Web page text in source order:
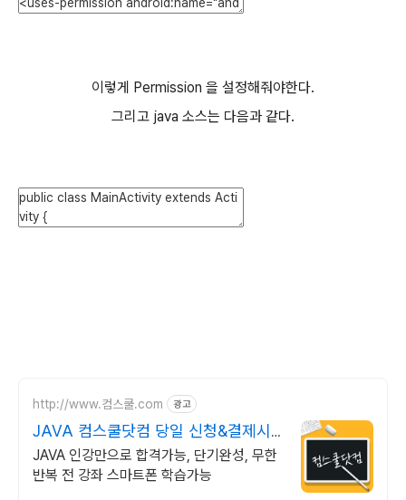
이렇게 Permission 을 설정해줘야한다.
그리고 java 소스는 다음과 같다.
http://www.컴스쿨.com 광고
JAVA 컴스쿨닷컴 당일 신청&결제시
기프티콘!
JAVA 인강만으로 합격가능, 단기완성, 무한
반복 전 강좌 스마트폰 학습가능